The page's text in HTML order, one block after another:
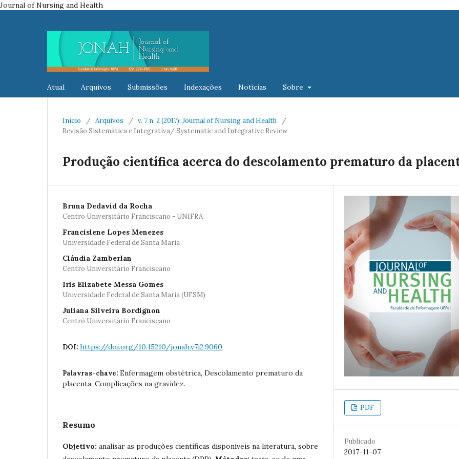
Journal of Nursing and Health
Atual Arquivos Submissões Indexações Notícias Sobre
Início / Arquivos / v. 7 n. 2 (2017): Journal of Nursing and Health
/
Revisão Sistemática e Integrativa/ Systematic and Integrative Review
Produção científica acerca do descolamento prematuro da
Bruna Dedavid da Rocha
Centro Universitário Franciscano - UNIFRA
Francislene Lopes Menezes
Universidade Federal de Santa Maria
Cláudia Zamberlan
Centro Universitário Franciscano
Iris Elizabete Messa Gomes
Universidade Federal de Santa Maria (UFSM)
Juliana Silveira Bordignon
Centro Universitário Franciscano
DOI: https://doi.org/10.15210/jonah.v7i2.9060
Palavras-chave: Enfermagem obstétrica, Descolamento prematuro da
placenta, Complicações na gravidez.
Resumo
Objetivo: analisar as produções científicas disponíveis na literatura, sobre
PDF
Publicado
2017-11-07